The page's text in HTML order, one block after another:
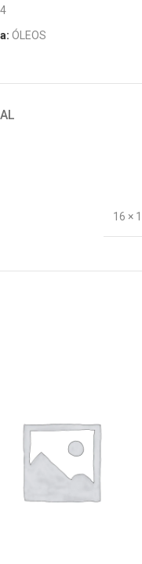
ÓLEOS
16 ×